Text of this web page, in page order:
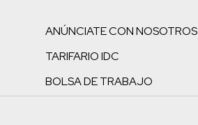
ANÚNCIATE CON NOSOTROS
TARIFARIO IDC
BOLSA DE TRABAJO